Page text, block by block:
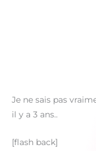
Je ne sais pas
il y a 3 ans..
[flash back]